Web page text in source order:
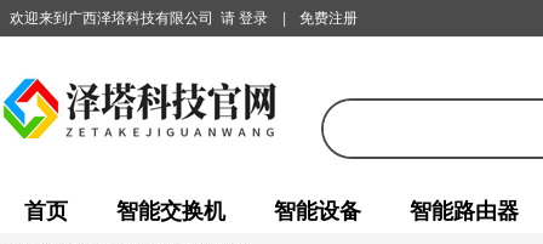
欢迎来到广西泽塔科技有限公司 请 登录 免费注册
首页 智能交换机 智能设备 智能路由器